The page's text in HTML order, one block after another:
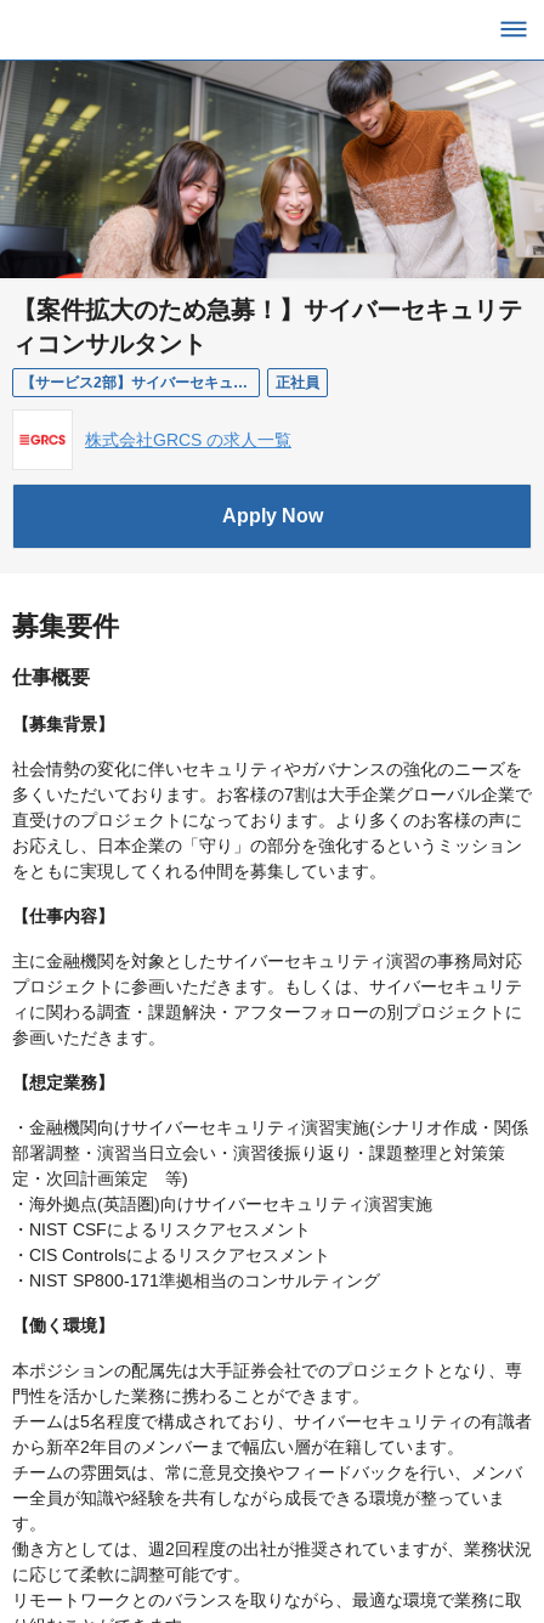
【案件拡大のため急募！】サイバーセキュリテ
ィコンサルタント
【サービス2部】サイバーセキュリティコンサルタント 正社員
株式会社GRCS の求人一覧
Apply Now
募集要件
仕事概要
【募集背景】
社会情勢の変化に伴いセキュリティやガバナンスの強化のニーズを
多くいただいております。お客様の7割は大手企業グローバル企業で
直受けのプロジェクトになっております。より多くのお客様の声に
お応えし、日本企業の「守り」の部分を強化するというミッション
をともに実現してくれる仲間を募集しています。
【仕事内容】
主に金融機関を対象としたサイバーセキュリティ演習の事務局対応
プロジェクトに参画いただきます。もしくは、サイバーセキュリテ
ィに関わる調査・課題解決・アフターフォローの別プロジェクトに
参画いただきます。
【想定業務】
・金融機関向けサイバーセキュリティ演習実施(シナリオ作成・関係
部署調整・演習当日立会い・演習後振り返り・課題整理と対策策
定・次回計画策定 等)
・海外拠点(英語圏)向けサイバーセキュリティ演習実施
・NIST CSFによるリスクアセスメント
・CIS Controlsによるリスクアセスメント
・NIST SP800-171準拠相当のコンサルティング
【働く環境】
本ポジションの配属先は大手証券会社でのプロジェクトとなり、専
門性を活かした業務に携わることができます。
チームは5名程度で構成されており、サイバーセキュリティの有識者
から新卒2年目のメンバーまで幅広い層が在籍しています。
チームの雰囲気は、常に意見交換やフィードバックを行い、メンバ
ー全員が知識や経験を共有しながら成長できる環境が整っていま
す。
働き方としては、週2回程度の出社が推奨されていますが、業務状況
に応じて柔軟に調整可能です。
リモートワークとのバランスを取りながら、最適な環境で業務に取